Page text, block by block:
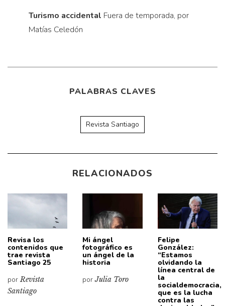
Turismo accidental Fuera de temporada, por
Matías Celedón
PALABRAS CLAVES
Revista Santiago
RELACIONADOS
Revisa los
contenidos que
trae revista
Santiago 25
porRevista
Santiago
Mi ángel
fotográfico es
un ángel de la
historia
porJulia Toro
Felipe
González:
“Estamos
olvidando la
línea central de
la
socialdemocracia,
que es la lucha
contra las